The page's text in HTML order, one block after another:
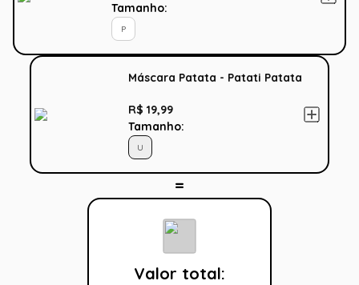
Tamanho:
P
Máscara Patata - Patati Patata
R$ 19,99
Tamanho:
U
Valor total: